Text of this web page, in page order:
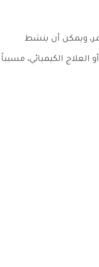
ويمكن أن ينشط
العلاج الكيميائي، مسبباً